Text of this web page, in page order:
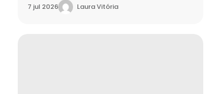
7 jul 2026 Laura Vitória